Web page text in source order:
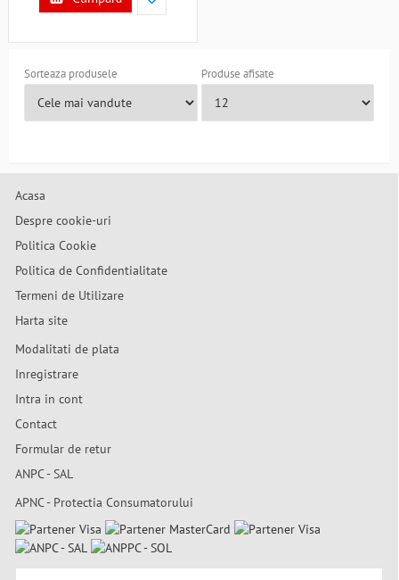
Sorteaza produsele Produse afisate
Acasa
Despre cookie-uri
Politica Cookie
Politica de Confidentialitate
Termeni de Utilizare
Harta site
Modalitati de plata
Inregistrare
Intra in cont
Contact
Formular de retur
ANPC - SAL
APNC - Protectia Consumatorului